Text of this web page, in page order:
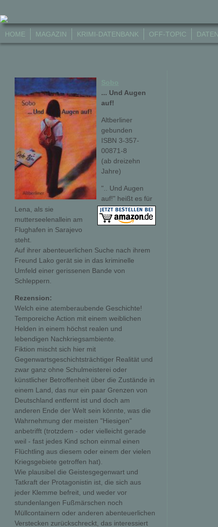
HOME MAGAZIN KRIMI-DATENBANK OFF-TOPIC
... Und Augen
auf!
Altberliner
gebunden
ISBN 3-357-
00871-8
(ab dreizehn
Jahre)
".. Und Augen
auf!" heißt es für
Lena, als sie
mutterseelenallein am
Flughafen in Sarajevo
steht.
Auf ihrer abenteuerlichen Suche nach ihrem
Freund Lako gerät sie in das kriminelle
Umfeld einer gerissenen Bande von
Schleppern.
Rezension:
Welch eine atemberaubende Geschichte!
Temporeiche Action mit einem weiblichen
Helden in einem höchst realen und
lebendigen Nachkriegsambiente.
Fiktion mischt sich hier mit
Gegenwartsgeschichtsträchtiger Realität und
zwar ganz ohne Schulmeisterei oder
künstlicher Betroffenheit über die Zustände in
einem Land, das nur ein paar Grenzen von
Deutschland entfernt ist und doch am
anderen Ende der Welt sein könnte, was die
Wahrnehmung der meisten "Hiesigen"
anbetrifft (trotzdem - oder vielleicht gerade
weil - fast jedes Kind schon einmal einen
Flüchtling aus diesem oder einem der vielen
Kriegsgebiete getroffen hat).
Wie plausibel die Geistesgegenwart und
Tatkraft der Protagonistin ist, die sich aus
jeder Klemme befreit, und weder vor
stundenlangen Fußmärschen noch
Müllcontainern oder anderen abenteuerlichen
Verstecken zurückschreckt, das interessiert